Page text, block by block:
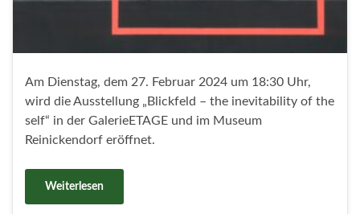
Am Dienstag, dem 27. Februar 2024 um 18:30 Uhr,
wird die Ausstellung „Blickfeld – the inevitability of the
self“ in der GalerieETAGE und im Museum
Reinickendorf eröffnet.
Weiterlesen